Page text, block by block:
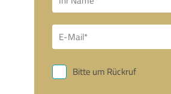
Bitte um Rückruf